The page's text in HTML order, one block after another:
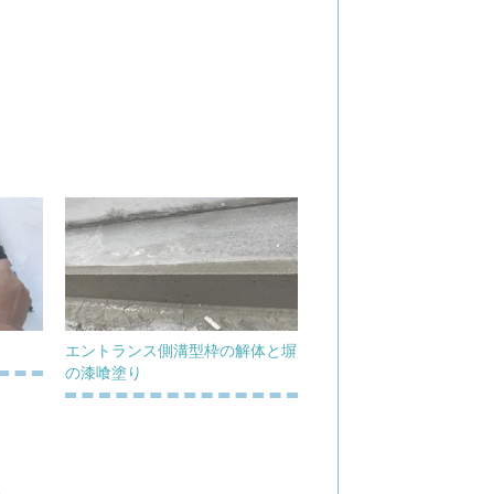
エントランス側溝型枠の解体と塀
の漆喰塗り